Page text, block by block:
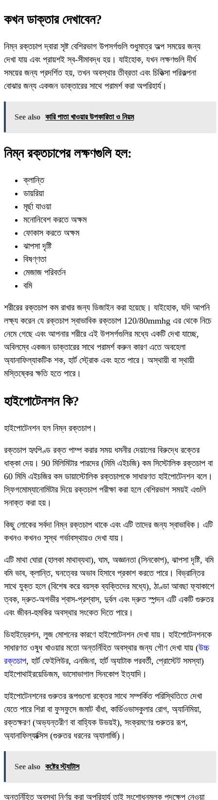
কখন ডাক্তার দেখাবেন?
নিম্ন রক্তচাপ দ্বারা সৃষ্ট বেশিরভাগ উপসর্গগুলি শুধুমাত্র অল্প সময়ের জন্য
দেখা যায় এবং প্রায়শই স্ব-সীমাবদ্ধ হয়। যাইহোক, যখন লক্ষণগুলি দীর্ঘ
সময়ের জন্য প্রদর্শিত হয়, তখন অবস্থার তীব্রতা এবং চিকিত্সা পরিকল্পনা
বোঝার জন্য একজন ডাক্তারের সাথে পরামর্শ করা অপরিহার্য।
See also কারি পাতা খাওয়ার উপকারিতা ও নিয়ম
নিম্ন রক্তচাপের লক্ষণগুলি হল:
ক্লান্তি
ডায়রিয়া
মূর্ছা যাওয়া
মনোনিবেশ করতে অক্ষম
ফোকাস করতে অক্ষম
ঝাপসা দৃষ্টি
বিষণ্ণতা
মেজাজ পরিবর্তন
বমি
শরীরের রক্তচাপ কম রাখার জন্য ডিজাইন করা হয়েছে। যাইহোক, যদি আপনি
লক্ষ্য করেন যে রক্তচাপ স্বাভাবিক রক্তচাপ 120/80mmhg এর থেকে নিচে
নেমে গেছে এবং আপনার শরীরে এই উপসর্গগুলির মধ্যে একটি দেখা যাচ্ছে,
অবিলম্বে একজন ডাক্তারের সাথে পরামর্শ করুন কারণ এতে অবহেলা
অ্যানাফিল্যাকটিক শক, হার্ট স্ট্রোক এবং হতে পারে। অস্থায়ী বা স্থায়ী
মস্তিষ্কের ক্ষতি হতে পারে।
হাইপোটেনশন কি?
হাইপোটেনশন হল নিম্ন রক্তচাপ।
রক্তচাপ হৃৎপিণ্ড রক্ত ​​পাম্প করার সময় ধমনীর দেয়ালের বিরুদ্ধে রক্তের
ধাক্কা দেয়। 90 মিলিমিটার পারদের (মিমি এইচজি) কম সিস্টোলিক রক্তচাপ বা
60 মিমি এইচজির কম ডায়াস্টোলিক রক্তচাপকে সাধারণত হাইপোটেনশন বলে।
স্ফিগমোম্যানোমিটার দিয়ে রক্তচাপ পরীক্ষা করা হলে বেশিরভাগ সময়ই এগুলি
সনাক্ত করা হয়।
কিছু লোকের সর্বদা নিম্ন রক্তচাপ থাকে এবং এটি তাদের জন্য স্বাভাবিক। এটি
কখনও কখনও সুস্থ গর্ভাবস্থায়ও দেখা যায়।
এটি মাথা ঘোরা (হালকা মাথাব্যথা), ঘাম, অজ্ঞানতা (সিনকোপ), ঝাপসা দৃষ্টি, বমি
বমি ভাব, ক্লান্তি, ঘনত্বের অভাব হিসাবে প্রকাশ করতে পারে। বিভ্রান্তির
সাথে যুক্ত হলে (বিশেষ করে বয়স্ক ব্যক্তিদের মধ্যে), ঠাণ্ডা আবছা ফ্যাকাশে
ত্বক, দ্রুত-অগভীর শ্বাস-প্রশ্বাস, দুর্বল এবং দ্রুত স্পন্দন এটি একটি গুরুতর
এবং জীবন-হুমকির অবস্থার সংকেত দিতে পারে।
ডিহাইড্রেশন, লুজ মোশনের কারণে হাইপোটেনশন দেখা যায়। হাইপোটেনশনকে
সাধারণত ওষুধ খাওয়ার মতো অন্তর্নিহিত অবস্থার জন্য গৌণ দেখা যায় (উচ্চ
রক্তচাপ, হার্ট ফেইলিউর, এনজিনা, হার্ট অ্যাটাক পরবর্তী, প্রোস্টেট সমস্যা)
হাইপোথাইরয়েডিজম, ভাসোভাগাল সিনকোপ ইত্যাদি।
হাইপোটেনশনের গুরুতর রূপগুলো রক্তের সাথে সম্পর্কিত পরিস্থিতিতে দেখা
যেতে পারে শিরা বা ফুসফুসে জমাট বাঁধা, কার্ডিওভাসকুলার রোগ, অ্যানিমিয়া,
রক্তক্ষরণ (অভ্যন্তরীণ বা বাহ্যিক উভয়ই), সংক্রমণের গুরুতর রূপ,
অ্যানাফিল্যাক্সিস (গুরুতর ধরনের অ্যালার্জি)।
See also কষ্টের স্ট্যাটাস
অন্তর্নিহিত অবস্থা নির্ণয় করা অপরিহার্য তাই সংশোধনমূলক পদক্ষেপ নেওয়া